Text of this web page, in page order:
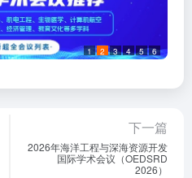
1 2 3 4 5 6
下一篇
2026年海洋工程与深海资源开发
国际学术会议（OEDSRD
2026）